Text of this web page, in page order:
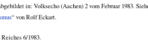
in: Volksecho (Aachen) 2 vom Februar 1983.
“ von Rolf Eckart.
6/1983.